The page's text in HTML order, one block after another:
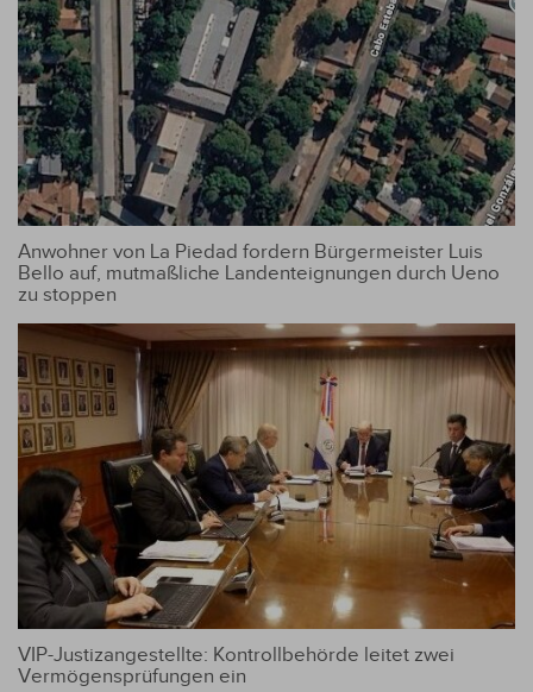
Anwohner von La Piedad fordern Bürgermeister Luis
Bello auf, mutmaßliche Landenteignungen durch Ueno
zu stoppen
VIP-Justizangestellte: Kontrollbehörde leitet zwei
Vermögensprüfungen ein